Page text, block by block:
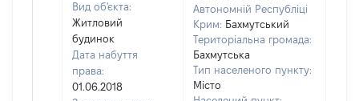
Вид об'єкта:
Житловий
будинок
Дата набуття
права:
01.06.2018
Автономній Республіці
Крим: Бахмутський
Територіальна громада:
Бахмутська
Тип населеного пункту:
Місто